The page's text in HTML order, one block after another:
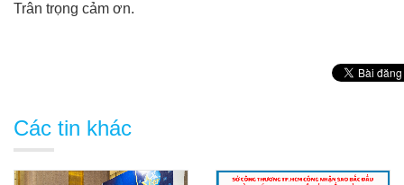
Trân trọng cảm ơn.
Các tin khác